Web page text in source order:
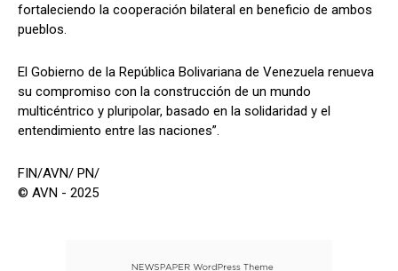
fortaleciendo la cooperación bilateral en beneficio de ambos
pueblos.
El Gobierno de la República Bolivariana de Venezuela renueva
su compromiso con la construcción de un mundo
multicéntrico y pluripolar, basado en la solidaridad y el
entendimiento entre las naciones”.
FIN/AVN/ PN/
© AVN - 2025